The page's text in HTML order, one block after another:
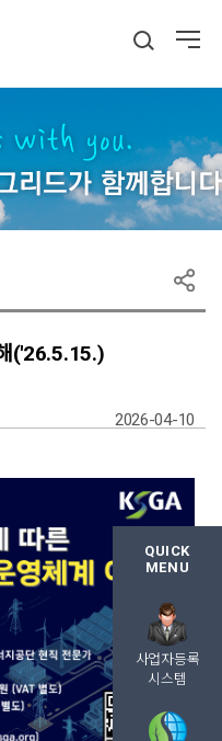
QUICK
MENU
사업자등록
시스템
('26.5.15.)
2026-04-10